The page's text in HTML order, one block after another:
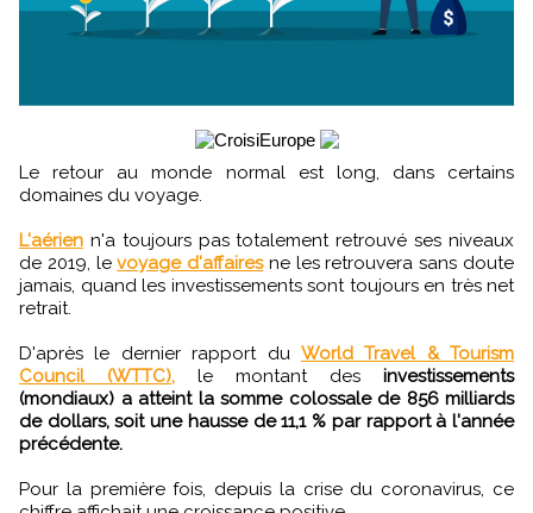
Le retour au monde normal est long, dans certains
domaines du voyage.
L'aérien n'a toujours pas totalement retrouvé ses niveaux
de 2019, levoyage d'affairesne les retrouvera sans doute
jamais, quand les investissements sont toujours en très net
retrait.
D'après le dernier rapport du World Travel & Tourism
Council (WTTC), le montant des investissements
(mondiaux) a atteint la somme colossale de 856 milliards
de dollars, soit une hausse de 11,1 % par rapport à l'année
précédente.
Pour la première fois, depuis la crise du coronavirus, ce